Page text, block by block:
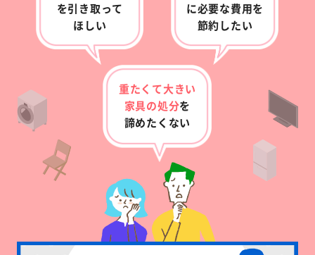
を引き取って
ほしい
に必要な費用を
節約したい
重たくて大きい
家具の処分を
諦めたくない